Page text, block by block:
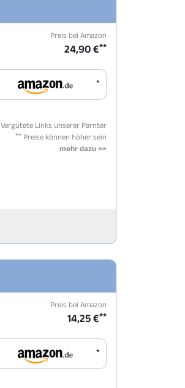
Preis bei Amazon
24,90 €**
*
Vergütete Links unserer Parnter
** Preise können höher sein
mehr dazu >>
Preis bei Amazon
14,25 €**
*